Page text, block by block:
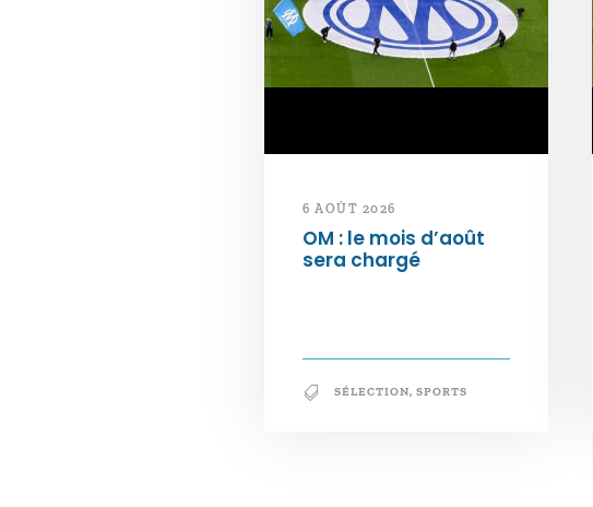
6 AOÛT 2026
OM : le mois d’août
sera chargé
SÉLECTION, SPORTS